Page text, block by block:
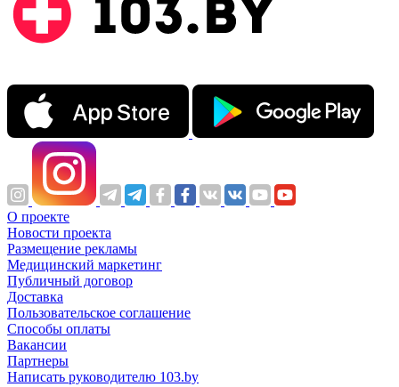
О проекте
Новости проекта
Размещение рекламы
Медицинский маркетинг
Публичный договор
Доставка
Пользовательское соглашение
Способы оплаты
Вакансии
Партнеры
Написать руководителю 103.by